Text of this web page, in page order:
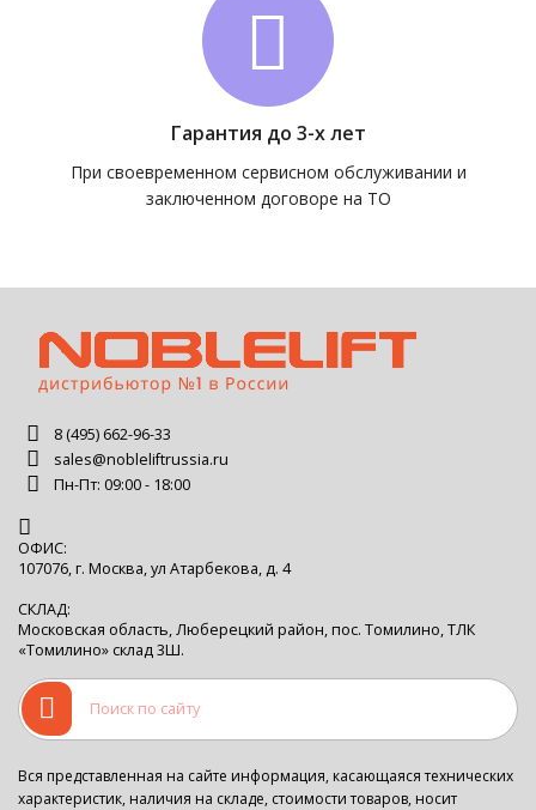
Гарантия до 3-х лет
При своевременном сервисном обслуживании и
заключенном договоре на ТО
8 (495) 662-96-33
sales@nobleliftrussia.ru
Пн-Пт: 09:00 - 18:00
ОФИС:
107076, г. Москва, ул Атарбекова, д. 4
СКЛАД:
Московская область, Люберецкий район, пос. Томилино, ТЛК
«Томилино» склад 3Ш.
Вся представленная на сайте информация, касающаяся технических
характеристик, наличия на складе, стоимости товаров, носит